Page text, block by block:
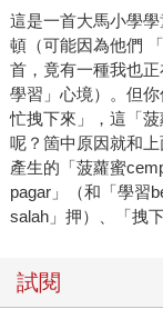
這是一首大馬小學
頓（可能因為他們
首，竟有一種我也
學習」心境）。但
忙拽下來」，這「
呢？箇中原因就和
產生的「菠蘿蜜
pagar」（和「學習
salah」押）、「拽
試閱